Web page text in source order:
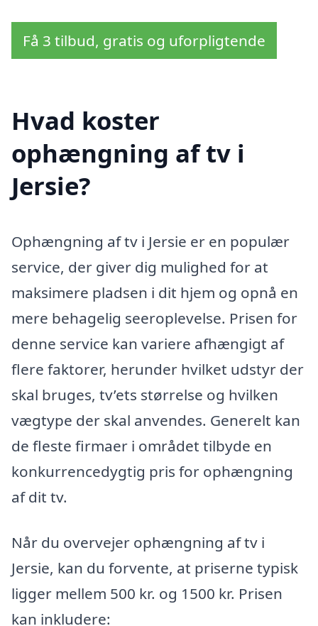
Få 3 tilbud, gratis og uforpligtende
Hvad koster
ophængning af tv i
Jersie?
Ophængning af tv i Jersie er en populær
service, der giver dig mulighed for at
maksimere pladsen i dit hjem og opnå en
mere behagelig seeroplevelse. Prisen for
denne service kan variere afhængigt af
flere faktorer, herunder hvilket udstyr der
skal bruges, tv’ets størrelse og hvilken
vægtype der skal anvendes. Generelt kan
de fleste firmaer i området tilbyde en
konkurrencedygtig pris for ophængning
af dit tv.
Når du overvejer ophængning af tv i
Jersie, kan du forvente, at priserne typisk
ligger mellem 500 kr. og 1500 kr. Prisen
kan inkludere: